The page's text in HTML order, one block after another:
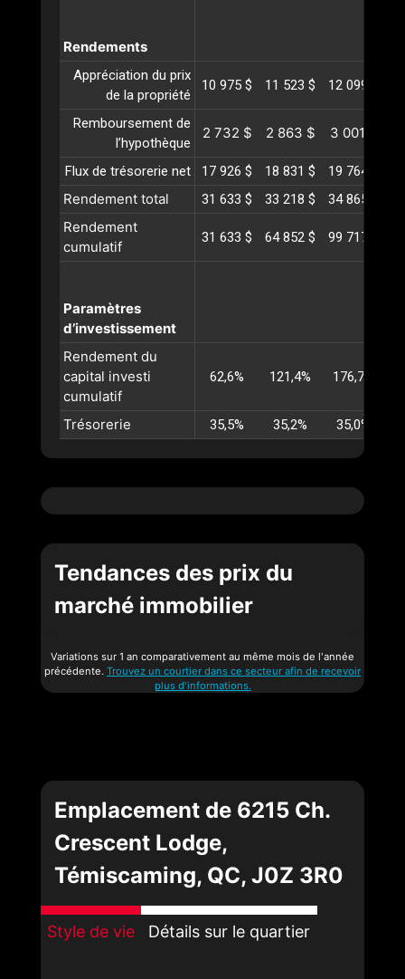
Rendements
Appréciation du prix
de la propriété
10 975 $ 11 523 $ 12 099 $
Remboursement de
l’hypothèque
2 732 $ 2 863 $ 3 001 $
Flux de trésorerie net 17 926 $ 18 831 $ 19 764 $
Rendement total 31 633 $ 33 218 $ 34 865 $
Rendement
cumulatif
31 633 $ 64 852 $ 99 717 $
Paramètres
d’investissement
Rendement du
capital investi
cumulatif
62,6% 121,4% 176,7%
Trésorerie 35,5% 35,2% 35,0%
Tendances des prix du
marché immobilier
Variations sur 1 an comparativement au même mois de l'année
précédente. Trouvez un courtier dans ce secteur afin de recevoir
plus d'informations.
Emplacement de 6215 Ch.
Crescent Lodge,
Témiscaming, QC, J0Z 3R0
Style de vie Détails sur le quartier